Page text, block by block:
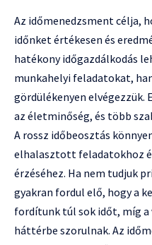
Az időmenedzsment célja,
időnket értékesen és
hatékony időgazdálkodás
munkahelyi feladatokat,
gördülékenyen elvégezzük.
az életminőség, és több
A rossz időbeosztás
elhalasztott feladatokhoz
érzéséhez. Ha nem tudjuk
gyakran fordul elő, hogy a
fordítunk túl sok időt, míg
háttérbe szorulnak. Az